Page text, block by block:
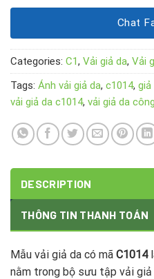
Chat
Categories: C1, Vải giả da, Vải
Tags: Ánh vải giả da, c1014, giả
vải giả da c1014, vải giả da
DESCRIPTION
THÔNG TIN THANH TOÁN
Mẫu vải giả da có mã C1014
nằm trong bộ sưu tập vải giả